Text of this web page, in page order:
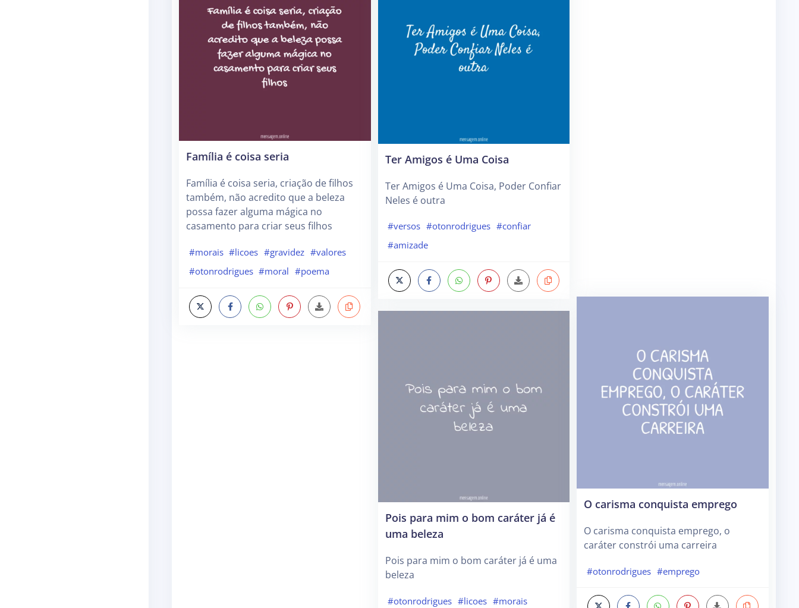
Família é coisa seria
Família é coisa seria, criação de filhos
também, não acredito que a beleza
possa fazer alguma mágica no
casamento para criar seus filhos
#morais #licoes #gravidez #valores
#otonrodrigues #moral #poema
Ter Amigos é Uma Coisa
Ter Amigos é Uma Coisa, Poder Confiar
Neles é outra
#versos #otonrodrigues #confiar
#amizade
Pois para mim o bom caráter já é
uma beleza
Pois para mim o bom caráter já é uma
beleza
#otonrodrigues #licoes #morais
O carisma conquista emprego
O carisma conquista emprego, o
caráter constrói uma carreira
#otonrodrigues #emprego